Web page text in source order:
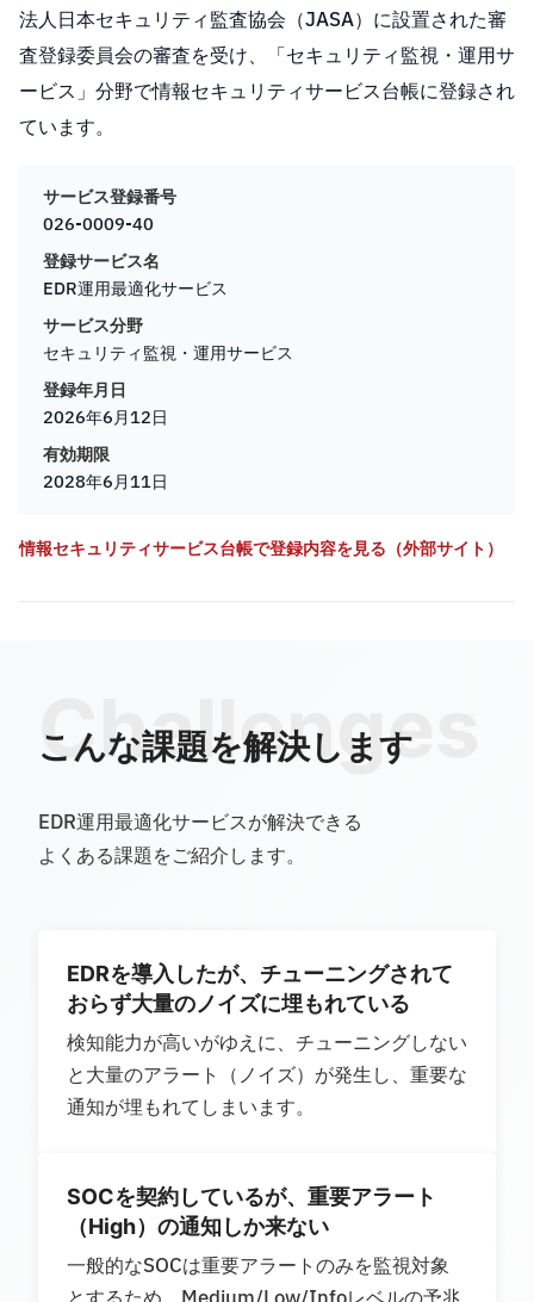
法人日本セキュリティ監査協会（JASA）に設置された審
査登録委員会の審査を受け、「セキュリティ監視・運用サ
ービス」分野で情報セキュリティサービス台帳に登録され
ています。
サービス登録番号
026-0009-40
登録サービス名
EDR運用最適化サービス
サービス分野
セキュリティ監視・運用サービス
登録年月日
2026年6月12日
有効期限
2028年6月11日
情報セキュリティサービス台帳で登録内容を見る（外部サイト）
こんな課題を解決します
Challenges
EDR運用最適化サービスが解決できる
よくある課題をご紹介します。
EDRを導入したが、チューニングされて
おらず大量のノイズに埋もれている
検知能力が高いがゆえに、チューニングしない
と大量のアラート（ノイズ）が発生し、重要な
通知が埋もれてしまいます。
SOCを契約しているが、重要アラート
（High）の通知しか来ない
一般的なSOCは重要アラートのみを監視対象